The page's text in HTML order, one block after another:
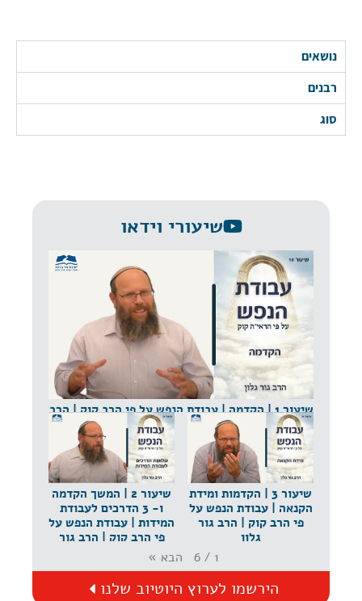
נושאים
רבנים
סוג
שיעורי וידאו
שיעור 1 | הקדמה | עבודת הנפש על פי הרב קוק | הרב
גור גלון
שיעור 2 | המשך הקדמה
ו- 3 הדרכים לעבודת
המידות | עבודת הנפש על
פי הרב קוק | הרב גור
שיעור 3 | הקדמות ומידת
הקנאה | עבודת הנפש על
פי הרב קוק | הרב גור
גלון
1
/
6 הבא »
הירשמו לערוץ היוטיוב שלנו